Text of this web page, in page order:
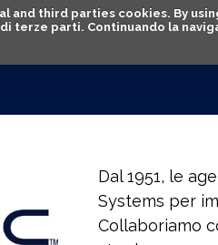
and third parties cookies. By
terze parti. Continuando la
Dal 1951, le
Systems per
Collaboriamo